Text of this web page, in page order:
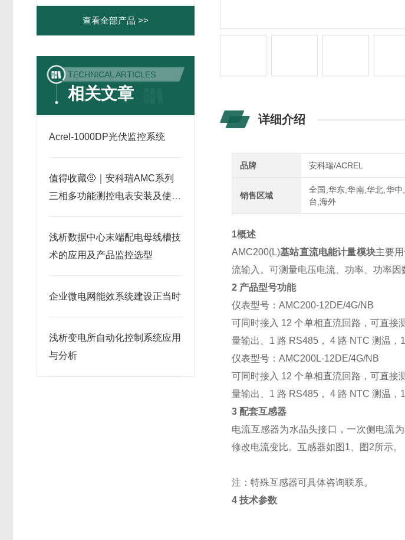
查看全部产品 >>
TECHNICAL ARTICLES
相关文章
Acrel-1000DP光伏监控系统
值得收藏🤨｜安科瑞AMC系列
三相多功能测控电表安装及使用
浅析数据中心末端配电母线槽技
术的应用及产品监控选型
企业微电网能效系统建设正当时
浅析变电所自动化控制系统应用
与分析
详细介绍
品牌 安科瑞/ACREL
销售区域
全国,华东,华南,华北,华
台,海外
1概述
AMC200(L)基站直流电能计量模块主要
流输入。可测量电压电流、功率、功率因
2 产品型号功能
仪表型号：AMC200-12DE/4G/NB
可同时接入 12 个单相直流回路，可直接
量输出、1 路 RS485， 4 路 NTC 测温，
仪表型号：AMC200L-12DE/4G/NB
可同时接入 12 个单相直流回路，可直接
量输出、1 路 RS485， 4 路 NTC 测温，
3 配套互感器
电流互感器为水晶头接口，一次侧电流
修改电流变比。互感器如图1、图2所示。
注：特殊互感器可具体咨询联系。
4 技术参数